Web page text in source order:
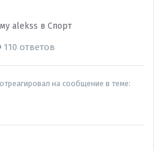
alekss в Спорт
110 ответов
отреагировал на сообщение в теме: